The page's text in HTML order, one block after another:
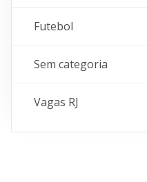
Futebol
Sem categoria
Vagas RJ